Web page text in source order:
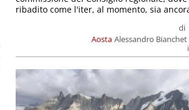
Aosta
di
Alessandro Bianchet
ribadito come l'iter, al momento, sia